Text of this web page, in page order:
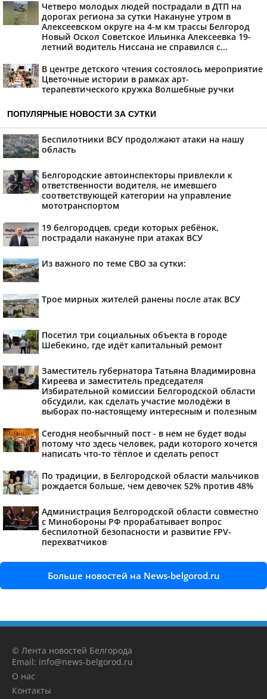
Четверо молодых людей пострадали в ДТП на
дорогах региона за сутки Накануне утром в
Алексеевском округе на 4-м км трассы Белгород
Новый Оскол Советское Ильинка Алексеевка 19-
летний водитель Ниссана не справился с...
В центре детского чтения состоялось мероприятие
Цветочные истории в рамках арт-
терапевтического кружка Волшебные ручки
ПОПУЛЯРНЫЕ НОВОСТИ ЗА СУТКИ
Беспилотники ВСУ продолжают атаки на нашу
область
Белгородские автоинспекторы привлекли к
ответственности водителя, не имевшего
соответствующей категории на управление
мототранспортом
19 белгородцев, среди которых ребёнок,
пострадали накануне при атаках ВСУ
Из важного по теме СВО за сутки:
Трое мирных жителей ранены после атак ВСУ
Посетил три социальных объекта в городе
Шебекино, где идёт капитальный ремонт
Заместитель губернатора Татьяна Владимировна
Киреева и заместитель председателя
Избирательной комиссии Белгородской области
обсудили, как сделать участие молодёжи в
выборах по-настоящему интересным и полезным
Сегодня необычный пост - в нем не будет воды
потому что здесь человек, ради которого хочется
написать что-то тёплое и сделать репост
По традиции, в Белгородской области мальчиков
рождается больше, чем девочек 52% против 48%
Администрация Белгородской области совместно
с Минобороны РФ прорабатывает вопрос
беспилотной безопасности и развитие FPV-
перехватчиков
Больше новостей на News-belgorod.ru
© Лента новостей Белгорода
Email: info@news-belgorod.ru
О нас
Контакты